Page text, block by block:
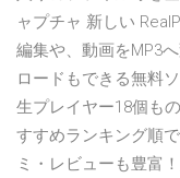
ャプチャ 新しい
編集や、動画をMP3
ロードもできる無料
生プレイヤー18個も
すすめランキング順
ミ・レビューも豊富